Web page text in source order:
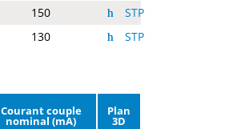
150
STP
130 STP
Courant couple
nominal (mA)
Plan
3D